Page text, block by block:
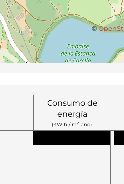
©
Consumo de
energía
(KW h / m2año):